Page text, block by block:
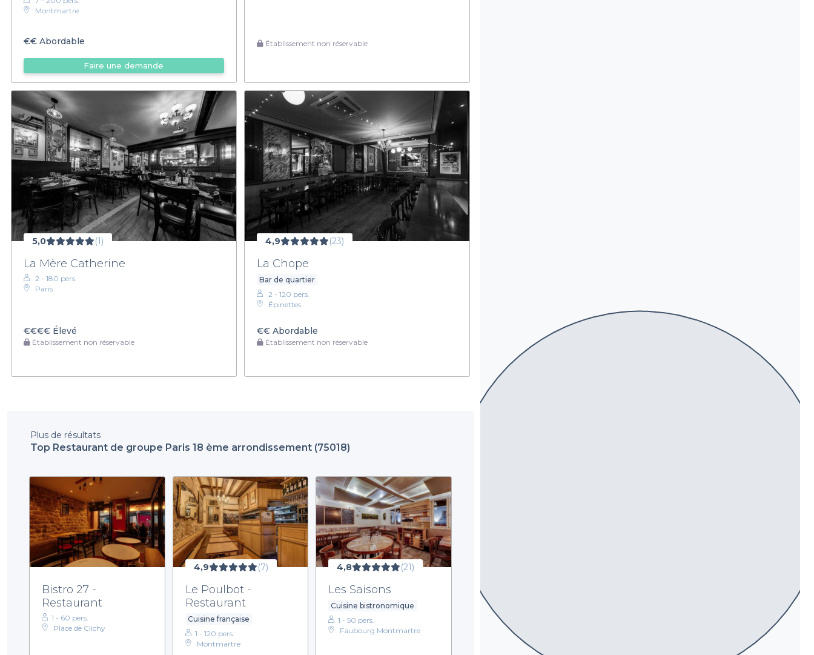
Montmartre
€€ Abordable
Faire une demande
Établissement non réservable
5,0 (1)
La Mère Catherine
2 - 180 pers.
Paris
€€€€ Élevé
Établissement non réservable
4,9 (23)
La Chope
Bar de quartier
2 - 120 pers.
Épinettes
€€Abordable
Établissement non réservable
Plus de résultats
Top Restaurant de groupe Paris 18 ème arrondissement (75018)
Bistro 27 -
Restaurant
1 - 60 pers.
Place de Clichy
4,9 (7)
Le Poulbot -
Restaurant
Cuisine française
1 - 120 pers.
Montmartre
4,8 (21)
Les Saisons
Cuisine bistronomique
1 - 50 pers.
Faubourg Montmartre